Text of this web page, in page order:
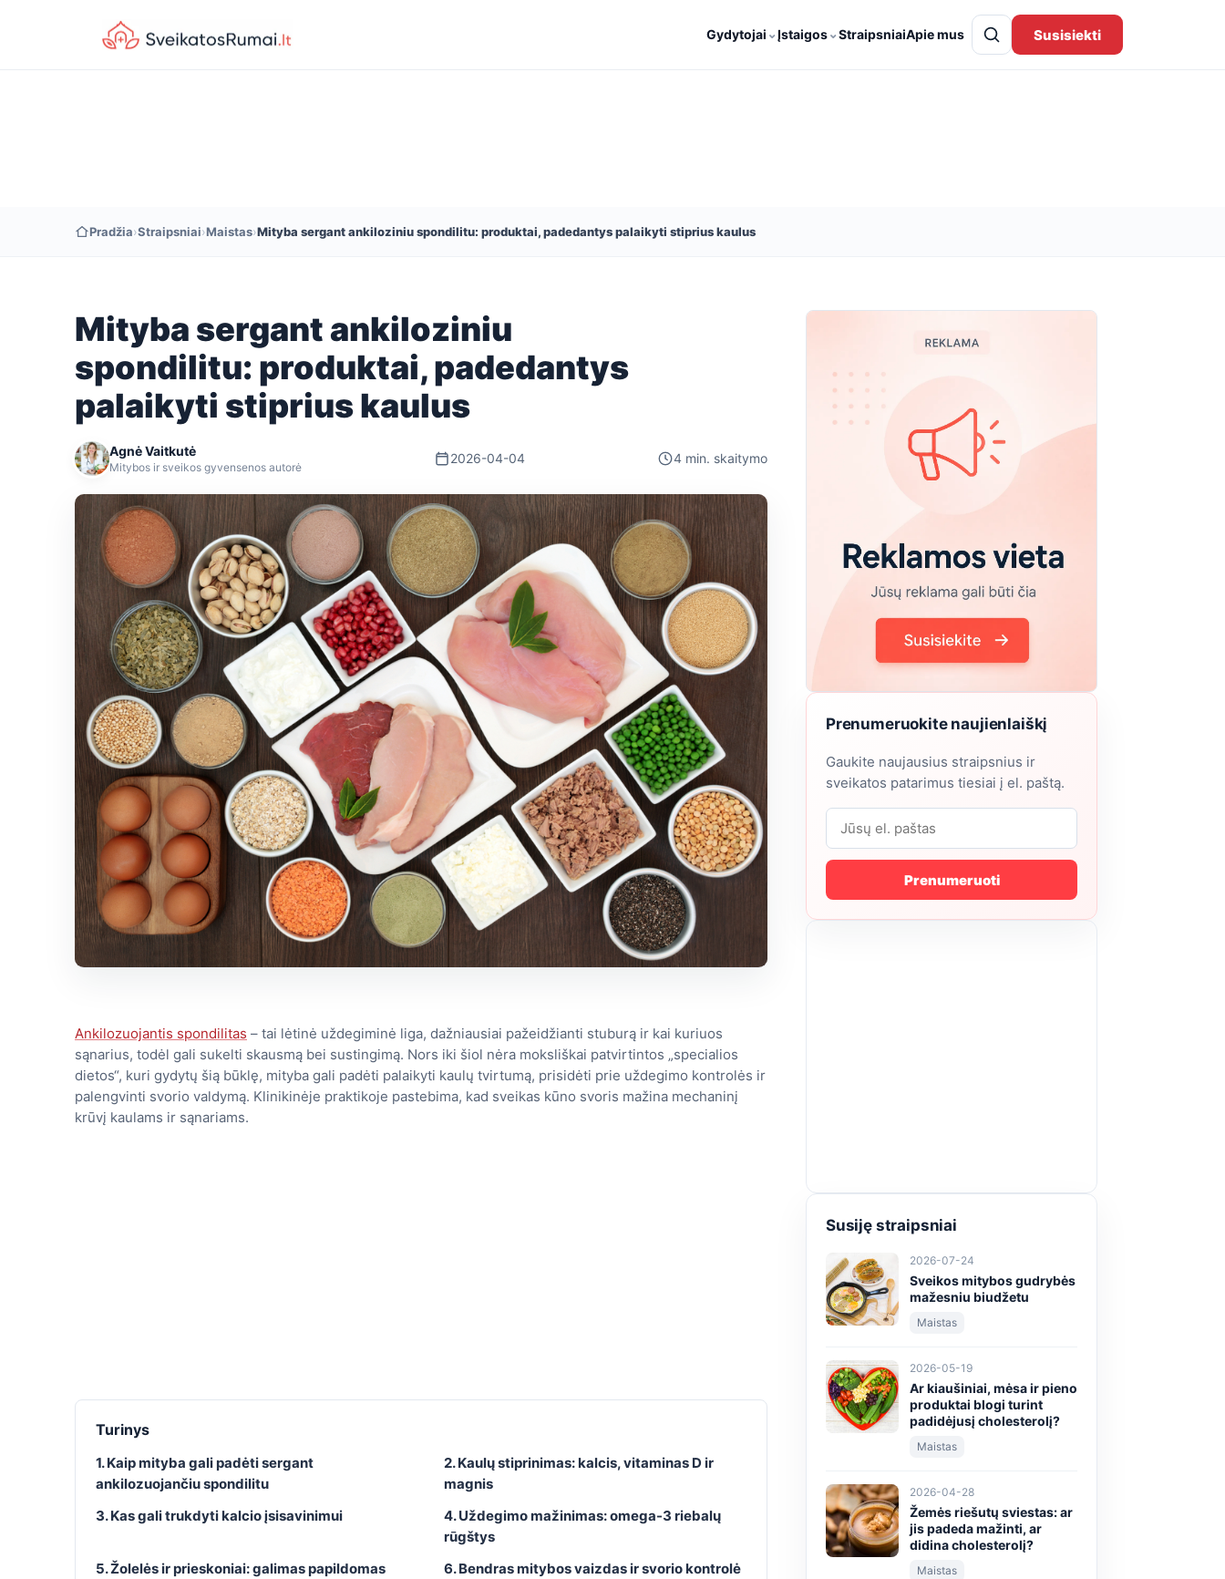
Gydytojai ⌄Įstaigos⌄StraipsniaiApie mus Susisiekti
Pradžia›Straipsniai›Maistas›Mityba sergant ankiloziniu spondilitu: produktai, padedantys palaikyti stiprius kaulus
Mityba sergant ankiloziniu
spondilitu: produktai, padedantys
palaikyti stiprius kaulus
Agnė Vaitkutė
Mitybos ir sveikos gyvensenos autorė
2026-04-04 4 min. skaitymo
Ankilozuojantis spondilitas – tai lėtinė uždegiminė liga, dažniausiai pažeidžianti stuburą ir kai kuriuos
sąnarius, todėl gali sukelti skausmą bei sustingimą. Nors iki šiol nėra moksliškai patvirtintos „specialios
dietos“, kuri gydytų šią būklę, mityba gali padėti palaikyti kaulų tvirtumą, prisidėti prie uždegimo kontrolės ir
palengvinti svorio valdymą. Klinikinėje praktikoje pastebima, kad sveikas kūno svoris mažina mechaninį
krūvį kaulams ir sąnariams.
Turinys
1. Kaip mityba gali padėti sergant
ankilozuojančiu spondilitu
2. Kaulų stiprinimas: kalcis, vitaminas D ir
magnis
3. Kas gali trukdyti kalcio įsisavinimui
4. Uždegimo mažinimas: omega-3 riebalų
rūgštys
5. Žolelės ir prieskoniai: galimas papildomas
6. Bendras mitybos vaizdas ir svorio kontrolė
Prenumeruokite naujienlaiškį
Gaukite naujausius straipsnius ir
sveikatos patarimus tiesiai į el. paštą.
Prenumeruoti
Susiję straipsniai
2026-07-24
Sveikos mitybos gudrybės
mažesniu biudžetu
Maistas
2026-05-19
Ar kiaušiniai, mėsa ir pieno
produktai blogi turint
padidėjusį cholesterolį?
Maistas
2026-04-28
Žemės riešutų sviestas: ar
jis padeda mažinti, ar
didina cholesterolį?
Maistas